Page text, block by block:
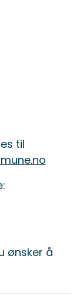
til
ønsker å